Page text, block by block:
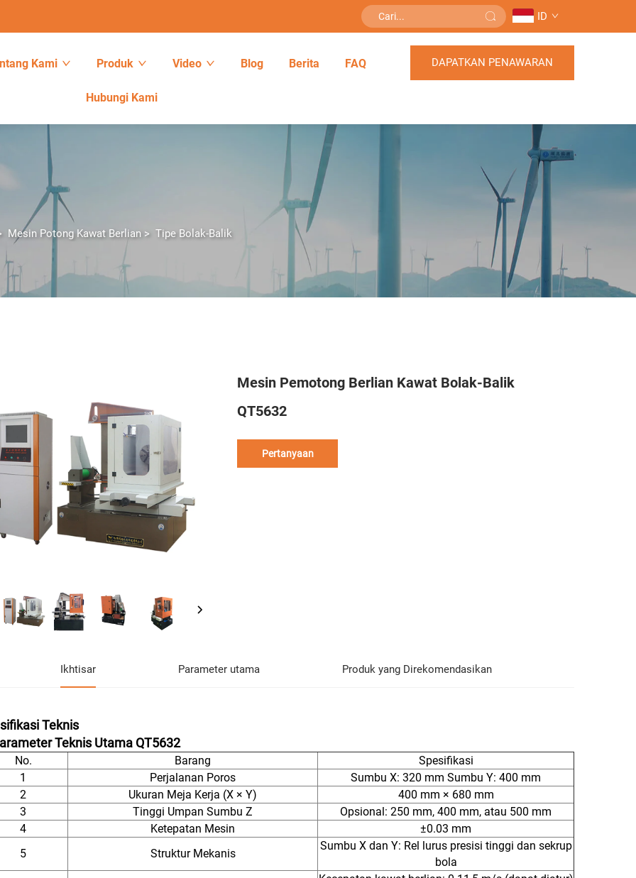
ID
Kami Produk Video Blog Berita FAQ
Hubungi Kami
DAPATKAN PENAWARAN
Mesin Potong Kawat Berlian > Tipe Bolak-Balik
Mesin Pemotong Berlian Kawat Bolak-Balik
QT5632
Pertanyaan
Ikhtisar Parameter utama Produk yang Direkomendasikan
Teknis
Teknis Utama QT5632
No. Barang
Spesifikasi
1
Perjalanan Poros
Sumbu X: 320 mm Sumbu Y: 400 mm
2
Ukuran Meja Kerja (X × Y)
400 mm × 680 mm
3
Tinggi Umpan Sumbu Z
Opsional: 250 mm, 400 mm, atau 500 mm
4
Ketepatan Mesin
±0.03 mm
5
Struktur Mekanis
Sumbu X dan Y: Rel lurus presisi tinggi dan sekrup
bola